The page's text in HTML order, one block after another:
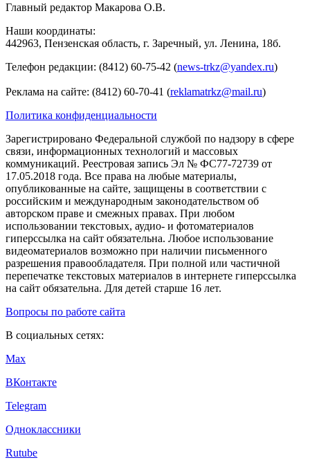
Главный редактор Макарова О.В.
Наши координаты:
442963, Пензенская область, г. Заречный, ул. Ленина, 18б.
Телефон редакции: (8412) 60-75-42 (news-trkz@yandex.ru)
Реклама на сайте: (8412) 60-70-41 (reklamatrkz@mail.ru)
Политика конфиденциальности
Зарегистрировано Федеральной службой по надзору в сфере
связи, информационных технологий и массовых
коммуникаций. Реестровая запись Эл № ФС77-72739 от
17.05.2018 года. Все права на любые материалы,
опубликованные на сайте, защищены в соответствии с
российским и международным законодательством об
авторском праве и смежных правах. При любом
использовании текстовых, аудио- и фотоматериалов
гиперссылка на сайт обязательна. Любое использование
видеоматериалов возможно при наличии письменного
разрешения правообладателя. При полной или частичной
перепечатке текстовых материалов в интернете гиперссылка
на сайт обязательна. Для детей старше 16 лет.
Вопросы по работе сайта
В социальных сетях:
Max
ВКонтакте
Telegram
Одноклассники
Rutube